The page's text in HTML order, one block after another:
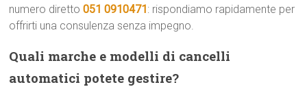
numero diretto051 0910471: rispondiamo rapidamente per
offrirti una consulenza senza impegno.
Quali marche e modelli di cancelli
automatici potete gestire?